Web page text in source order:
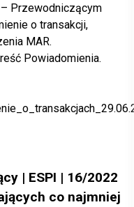
Przewodniczącym
o transakcji,
MAR.
Powiadomienia.
| ESPI | 16/2022
co najmniej